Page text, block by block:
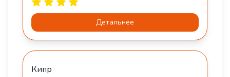
Детальнее
Кипр